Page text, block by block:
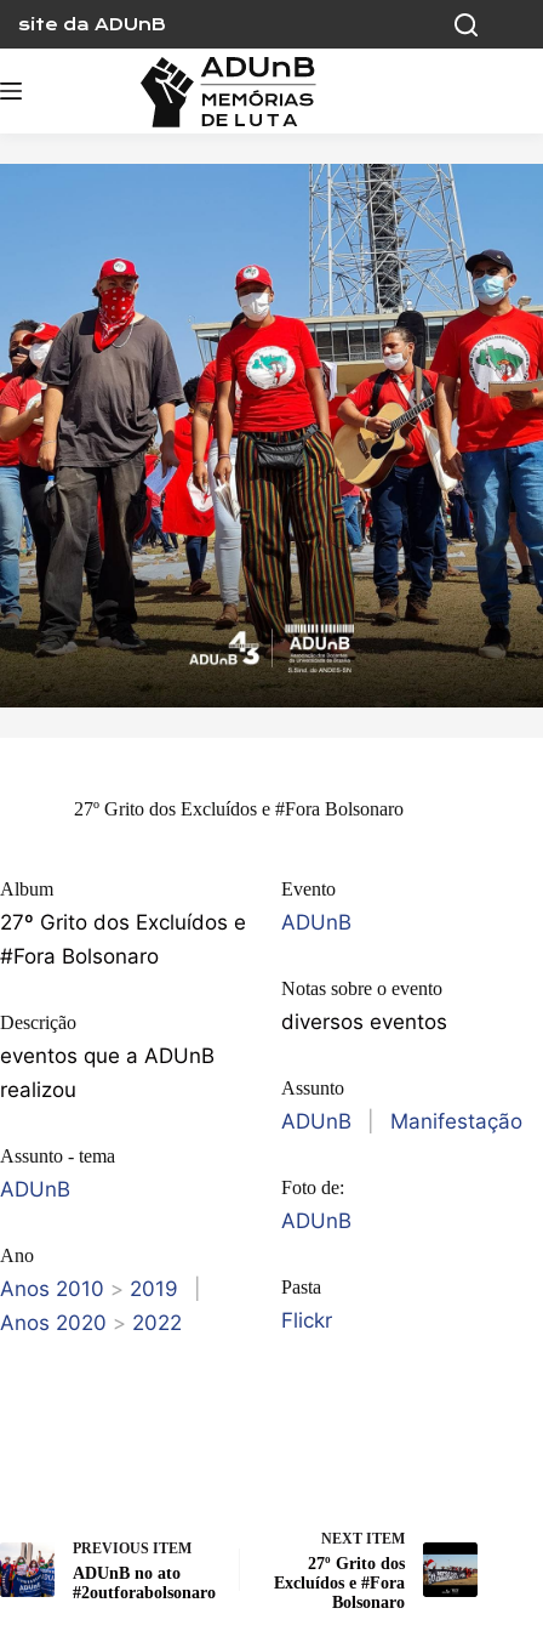
content
site da ADUnB
27º Grito dos Excluídos e #Fora Bolsonaro
Album
27º Grito dos Excluídos e
#Fora Bolsonaro
Descrição
eventos que a ADUnB
realizou
Assunto - tema
ADUnB
Ano
Anos 2010 > 2019
Anos 2020 > 2022
Evento
ADUnB
Notas sobre o evento
diversos eventos
Assunto
ADUnB Manifestação
Foto de:
ADUnB
Pasta
Flickr
PREVIOUS ITEM
ADUnB no ato
#2outforabolsonaro
NEXT ITEM
27º Grito dos
Excluídos e #Fora
Bolsonaro